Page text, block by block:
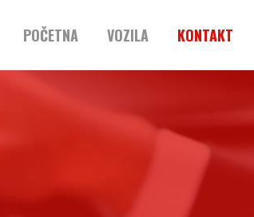
POČETNA VOZILA KONTAKT